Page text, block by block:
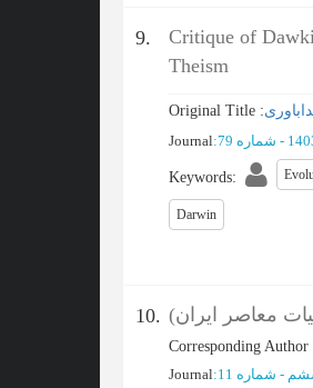
9.
Critique of
Theism
Original Title :
Journal:
Keywords:
Darwin
10. معاصر ایران)
Corresponding Author
Journal: